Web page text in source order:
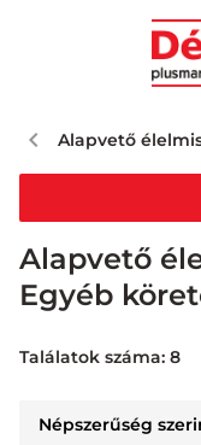
Alapvető
Alapvető
Egyéb
Találatok száma: 8